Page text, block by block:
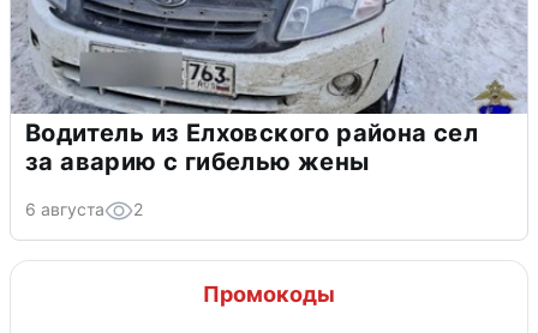
Водитель из Елховского района сел
за аварию с гибелью жены
6 августа 2
Промокоды